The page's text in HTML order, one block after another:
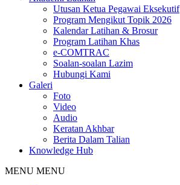
Utusan Ketua Pegawai Eksekutif
Program Mengikut Topik 2026
Kalendar Latihan & Brosur
Program Latihan Khas
e-COMTRAC
Soalan-soalan Lazim
Hubungi Kami
Galeri
Foto
Video
Audio
Keratan Akhbar
Berita Dalam Talian
Knowledge Hub
MENU MENU